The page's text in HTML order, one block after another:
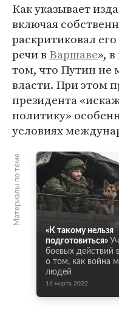
Как указывает
включая
раскритиковал
речи в Варшаве»,
том, что Путин не
власти. При этом
президента
политику»
условиях
Материалы по теме
«К такому нельзя
подготовиться»
боевых действий
о том, как война
людей
16 марта 2022